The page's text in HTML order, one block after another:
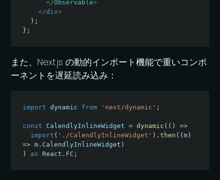
</Observable>
</div>
) ;
} ;
また、Next.js の動的インポート機能で重いコンポ
ーネントを遅延読み込み：
import dynamic from 'next/dynamic' ;
const CalendlyInlineWidget = dynamic ( ( )
=>
import ( './CalendlyInlineWidget' ) .then ( (m )
=> m . CalendlyInlineWidget )
)
as React . FC ;